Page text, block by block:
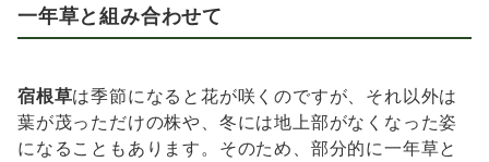
一年草と組み合わせて
宿根草は季節になると花が咲くのですが、それ以外は
葉が茂っただけの株や、冬には地上部がなくなった姿
になることもあります。そのため、部分的に一年草と